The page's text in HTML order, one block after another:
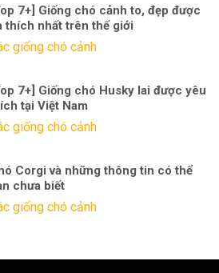
7+] Giống chó cảnh to, đẹp được
thích nhất trên thế giới
giống chó cảnh
7+] Giống chó Husky lai được yêu
tại Việt Nam
giống chó cảnh
Corgi và những thông tin có thể
chưa biết
giống chó cảnh